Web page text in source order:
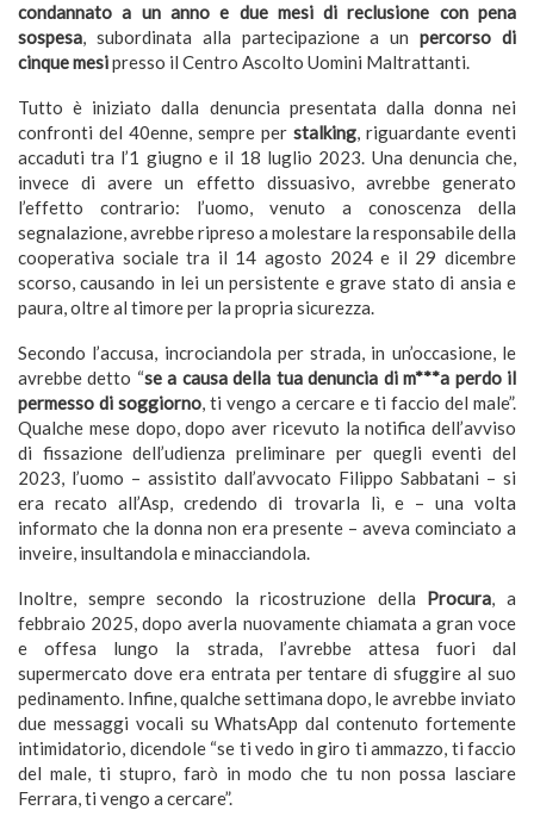
condannato a un anno e due mesi di reclusione con pena
sospesa, subordinata alla partecipazione a unpercorso di
cinque mesipresso il Centro Ascolto Uomini Maltrattanti.
Tutto è iniziato dalla denuncia presentata dalla donna nei
confronti del 40enne, sempre per stalking, riguardante eventi
accaduti tra l’1 giugno e il 18 luglio 2023. Una denuncia che,
invece di avere un effetto dissuasivo, avrebbe generato
l’effetto contrario: l’uomo, venuto a conoscenza della
segnalazione, avrebbe ripreso a molestare la responsabile della
cooperativa sociale tra il 14 agosto 2024 e il 29 dicembre
scorso, causando in lei un persistente e grave stato di ansia e
paura, oltre al timore per la propria sicurezza.
Secondo l’accusa, incrociandola per strada, in un’occasione, le
avrebbe detto “se a causa della tua denuncia di m***a perdo il
permesso di soggiorno, ti vengo a cercare e ti faccio del male”.
Qualche mese dopo, dopo aver ricevuto la notifica dell’avviso
di fissazione dell’udienza preliminare per quegli eventi del
2023, l’uomo – assistito dall’avvocato Filippo Sabbatani – si
era recato all’Asp, credendo di trovarla lì, e – una volta
informato che la donna non era presente – aveva cominciato a
inveire, insultandola e minacciandola.
Inoltre, sempre secondo la ricostruzione della Procura, a
febbraio 2025, dopo averla nuovamente chiamata a gran voce
e offesa lungo la strada, l’avrebbe attesa fuori dal
supermercato dove era entrata per tentare di sfuggire al suo
pedinamento. Infine, qualche settimana dopo, le avrebbe inviato
due messaggi vocali su WhatsApp dal contenuto fortemente
intimidatorio, dicendole “se ti vedo in giro ti ammazzo, ti faccio
del male, ti stupro, farò in modo che tu non possa lasciare
Ferrara, ti vengo a cercare”.